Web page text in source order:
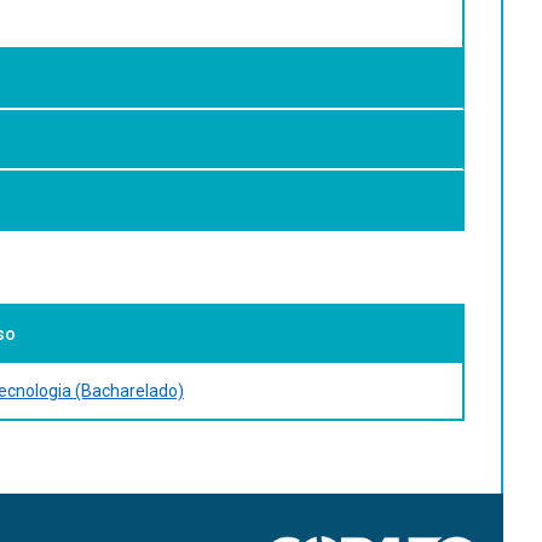
Específicos: - Adquirir os conhecimentos acerca das
para a caracterização molecular; - Integrar os
(Bacharelado)